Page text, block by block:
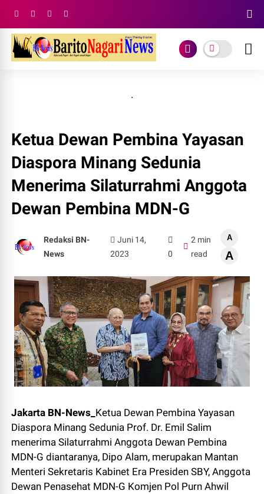
.
Ketua Dewan Pembina Yayasan
Diaspora Minang Sedunia
Menerima Silaturrahmi Anggota
Dewan Pembina MDN-G
Redaksi BN-
News
Juni 14,
2023
0
2 min
read
A
A
Jakarta BN-News_ Ketua Dewan Pembina Yayasan
Diaspora Minang Sedunia Prof. Dr. Emil Salim
menerima Silaturrahmi Anggota Dewan Pembina
MDN-G diantaranya, Dipo Alam, merupakan Mantan
Menteri Sekretaris Kabinet Era Presiden SBY, Anggota
Dewan Penasehat MDN-G Komjen Pol Purn Ahwil